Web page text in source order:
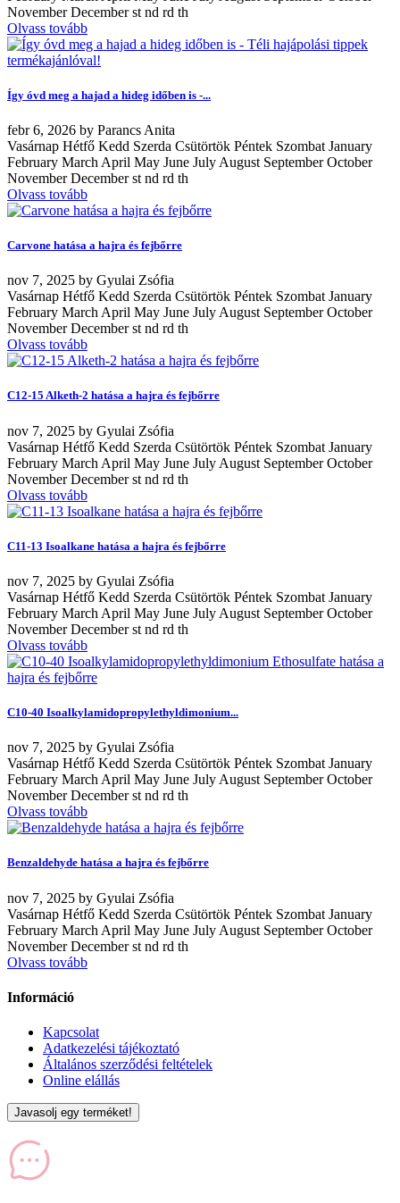
November December st nd rd th
Olvass tovább
Így óvd meg a hajad a hideg időben is -...
febr6, 2026 by Parancs Anita
Vasárnap Hétfő Kedd Szerda Csütörtök Péntek Szombat January
February March April May June July August September October
November December st nd rd th
Olvass tovább
Carvone hatása a hajra és fejbőrre
nov 7, 2025 by Gyulai Zsófia
Vasárnap Hétfő Kedd Szerda Csütörtök Péntek Szombat January
February March April May June July August September October
November December st nd rd th
Olvass tovább
C12-15 Alketh-2 hatása a hajra és fejbőrre
nov 7, 2025 by Gyulai Zsófia
Vasárnap Hétfő Kedd Szerda Csütörtök Péntek Szombat January
February March April May June July August September October
November December st nd rd th
Olvass tovább
C11-13 Isoalkane hatása a hajra és fejbőrre
nov 7, 2025 by Gyulai Zsófia
Vasárnap Hétfő Kedd Szerda Csütörtök Péntek Szombat January
February March April May June July August September October
November December st nd rd th
Olvass tovább
C10-40 Isoalkylamidopropylethyldimonium...
nov 7, 2025 by Gyulai Zsófia
Vasárnap Hétfő Kedd Szerda Csütörtök Péntek Szombat January
February March April May June July August September October
November December st nd rd th
Olvass tovább
Benzaldehyde hatása a hajra és fejbőrre
nov 7, 2025 by Gyulai Zsófia
Vasárnap Hétfő Kedd Szerda Csütörtök Péntek Szombat January
February March April May June July August September October
November December st nd rd th
Olvass tovább
Információ
Kapcsolat
Adatkezelési tájékoztató
Általános szerződési feltételek
Online elállás
Javasolj egy terméket!